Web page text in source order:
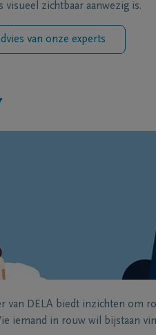
visueel zichtbaar aanwezig is.
van onze experts
van DELA biedt inzichten om
iemand in rouw wil bijstaan